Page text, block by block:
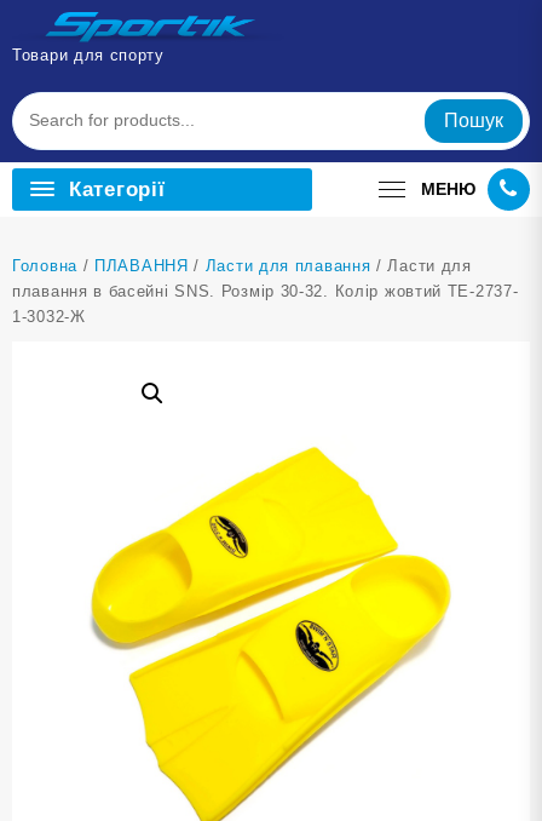
Перейти
вмісту
Товари для спорту
Пошук
Категорії МЕНЮ
Головна / ПЛАВАННЯ / Ласти для плавання / Ласти для
плавання в басейні SNS. Розмір 30-32. Колір жовтий TE-2737-
1-3032-Ж